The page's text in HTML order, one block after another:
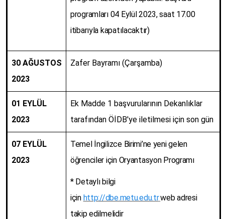
programları 04 Eylül 2023, saat 17.00
itibarıyla kapatılacaktır)
30 AĞUSTOS
2023
Zafer Bayramı (Çarşamba)
01 EYLÜL
2023
Ek Madde 1 başvurularının Dekanlıklar
tarafından ÖİDB'ye iletilmesi için son gün
07 EYLÜL
2023
Temel İngilizce Birimi’ne yeni gelen
öğrenciler için Oryantasyon Programı
* Detaylı bilgi
için http://dbe.metu.edu.trweb adresi
takip edilmelidir